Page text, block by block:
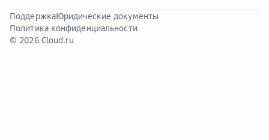
ПоддержкаЮридические документы
Политика конфиденциальности
© 2026 Cloud.ru